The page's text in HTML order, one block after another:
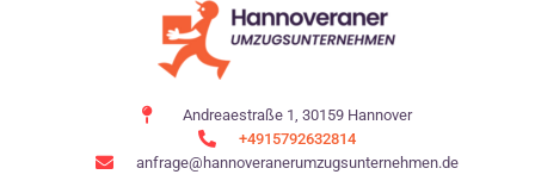
Andreaestraße 1, 30159 Hannover
+4915792632814
anfrage@hannoveranerumzugsunternehmen.de